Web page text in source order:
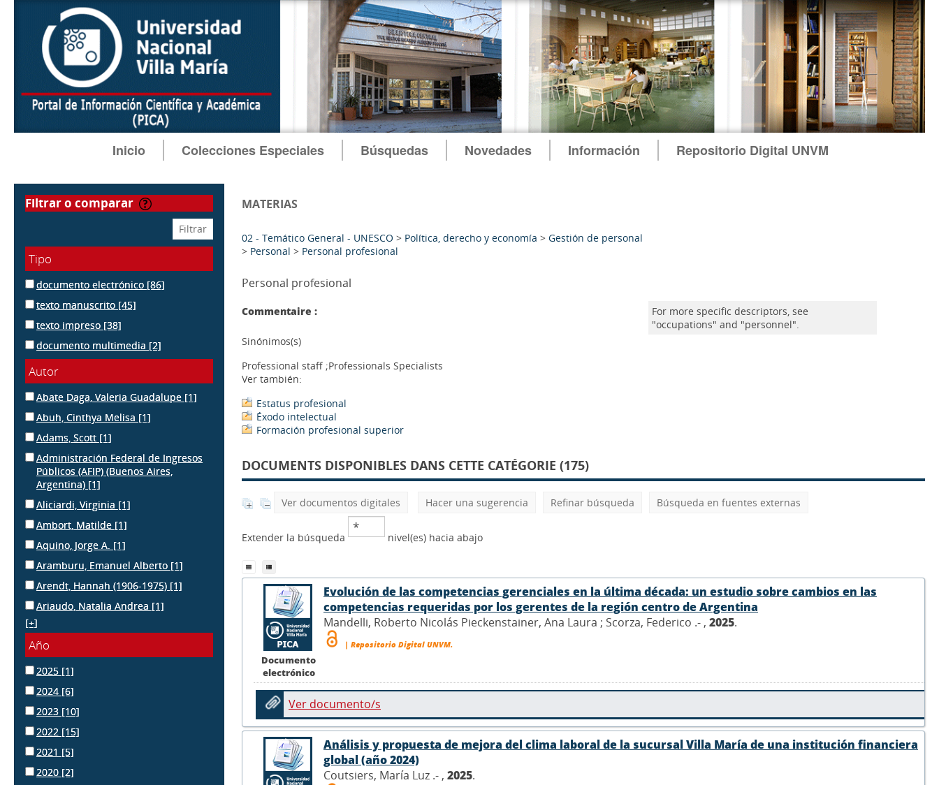
Inicio Colecciones Especiales Búsquedas Novedades Información Repositorio Digital UNVM
filtrar o comparar
Tipo
documento electrónico [86]
texto manuscrito [45]
texto impreso [38]
documento multimedia [2]
Autor
Abate Daga, Valeria Guadalupe [1]
Abuh, Cinthya Melisa [1]
Adams, Scott [1]
Administración Federal de Ingresos
Públicos (AFIP) (Buenos Aires,
Argentina) [1]
Aliciardi, Virginia [1]
Ambort, Matilde [1]
Aquino, Jorge A. [1]
Aramburu, Emanuel Alberto [1]
Arendt, Hannah (1906-1975) [1]
Ariaudo, Natalia Andrea [1]
[+]
Año
2025 [1]
2024 [6]
2023 [10]
2022 [15]
2021 [5]
2020 [2]
MATERIAS
02 - Temático General - UNESCO > Política, derecho y economía > Gestión de personal
> Personal > Personal profesional
Personal profesional
Commentaire :
For more specific descriptors, see
"occupations" and "personnel".
Sinónimos(s)
Professional staff ;Professionals Specialists
Ver también:
Estatus profesional
Éxodo intelectual
Formación profesional superior
DOCUMENTS DISPONIBLES DANS CETTE CATÉGORIE (175)
Ver documentos digitales Hacer una sugerencia Refinar búsqueda Búsqueda en fuentes externas
Extender la búsqueda nivel(es) hacia abajo
Documento
electrónico
Evolución de las competencias gerenciales en la última década: un estudio sobre cambios en las
competencias requeridas por los gerentes de la región centro de Argentina
Mandelli, Roberto Nicolás Pieckenstainer, Ana Laura ; Scorza, Federico .- , 2025.
| Repositorio Digital UNVM.
Ver documento/s
Análisis y propuesta de mejora del clima laboral de la sucursal Villa María de una institución financiera
global (año 2024)
Coutsiers, María Luz .- , 2025.